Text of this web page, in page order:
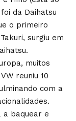
da Daihatsu
o primeiro
surgiu em
muitos
reuniu 10
com a
a baquear e